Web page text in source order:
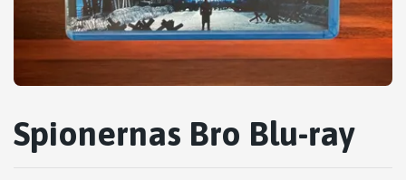
Spionernas Bro Blu-ray